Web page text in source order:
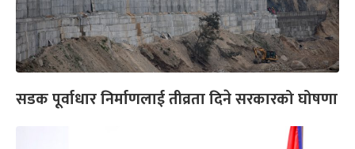
सडक पूर्वाधार निर्माणलाई तीव्रता दिने सरकारको घोषणा